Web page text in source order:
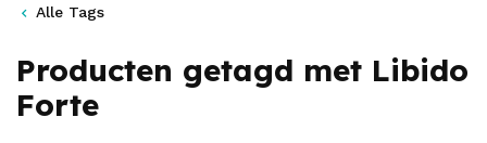
Alle Tags
Producten getagd met Libido
Forte